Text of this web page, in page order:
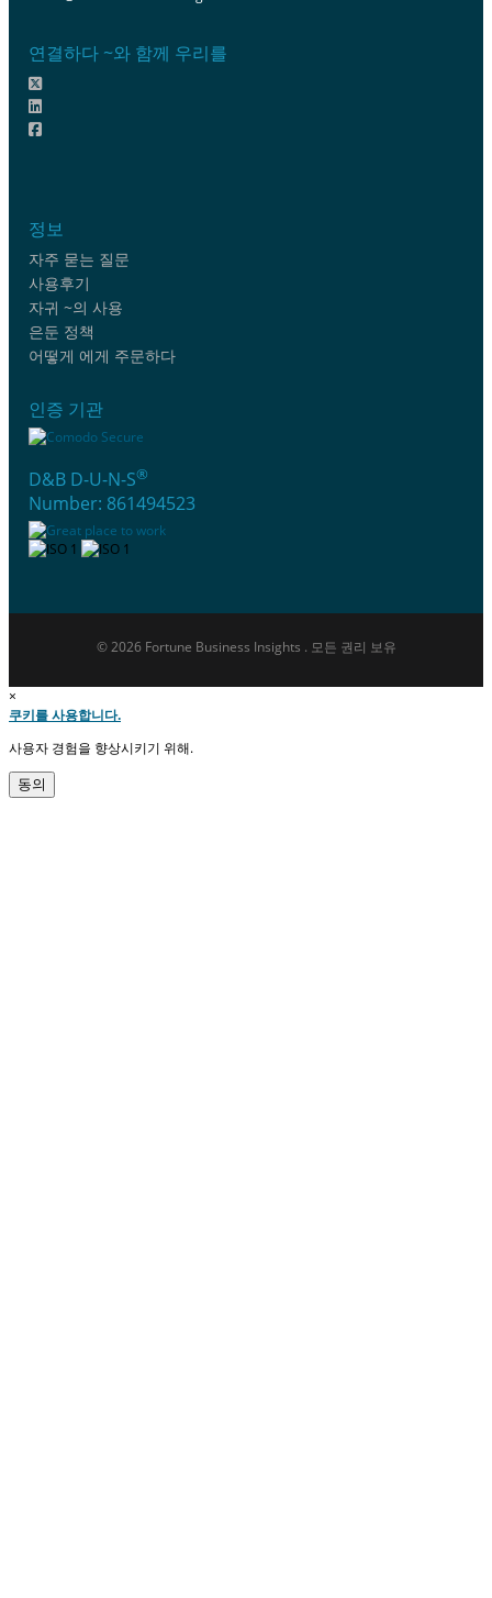
연결하다 ~와 함께 우리를
정보
자주 묻는 질문
사용후기
자귀 ~의 사용
은둔 정책
어떻게 에게 주문하다
인증 기관
D&B D-U-N-S®
Number: 861494523
© 2026 Fortune Business Insights . 모든 권리 보유
×
쿠키를 사용합니다.
사용자 경험을 향상시키기 위해.
동의